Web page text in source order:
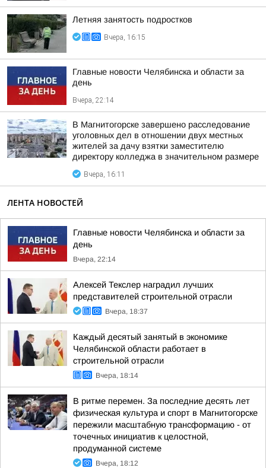
Летняя занятость подростков
Вчера, 16:15
Главные новости Челябинска и области за
день
Вчера, 22:14
В Магнитогорске завершено расследование
уголовных дел в отношении двух местных
жителей за дачу взятки заместителю
директору колледжа в значительном размере
Вчера, 16:11
ЛЕНТА НОВОСТЕЙ
Главные новости Челябинска и области за
день
Вчера, 22:14
Алексей Текслер наградил лучших
представителей строительной отрасли
Вчера, 18:37
Каждый десятый занятый в экономике
Челябинской области работает в
строительной отрасли
Вчера, 18:14
В ритме перемен. За последние десять лет
физическая культура и спорт в Магнитогорске
пережили масштабную трансформацию - от
точечных инициатив к целостной,
продуманной системе
Вчера, 18:12